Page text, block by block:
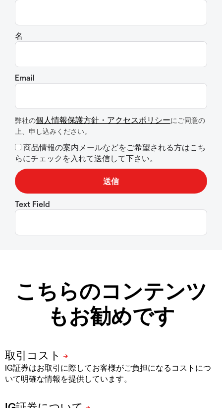
名
Email
弊社の個人情報保護方針・アクセスポリシーにご同意の
上、申し込みください。
商品情報の案内メールなどをご希望される方はこち
らにチェックを入れて送信して下さい。
Text Field
こちらのコンテンツ
もお勧めです
IG証券はお取引に際してお客様がご負担になるコストにつ
いて明確な情報を提供しています。